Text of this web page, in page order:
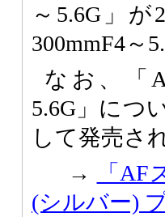
～5.6G」
300mmF4～
なお、「
5.6G」につ
して発売さ
→
「AF
(シルバー)